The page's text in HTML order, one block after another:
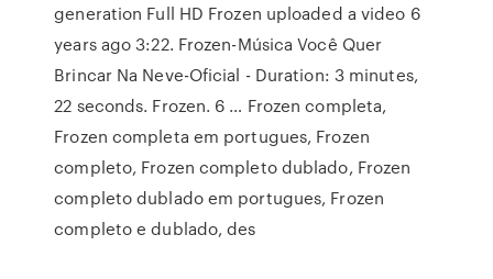
generation Full HD Frozen uploaded a video 6
years ago 3:22. Frozen-Música Você Quer
Brincar Na Neve-Oficial - Duration: 3 minutes,
22 seconds. Frozen. 6 … Frozen completa,
Frozen completa em portugues, Frozen
completo, Frozen completo dublado, Frozen
completo dublado em portugues, Frozen
completo e dublado, des